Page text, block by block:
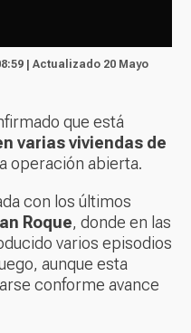
| Actualizado 20 Mayo
que está
varias viviendas de
operación abierta.
con los últimos
Roque, donde en las
varios episodios
aunque esta
conforme avance